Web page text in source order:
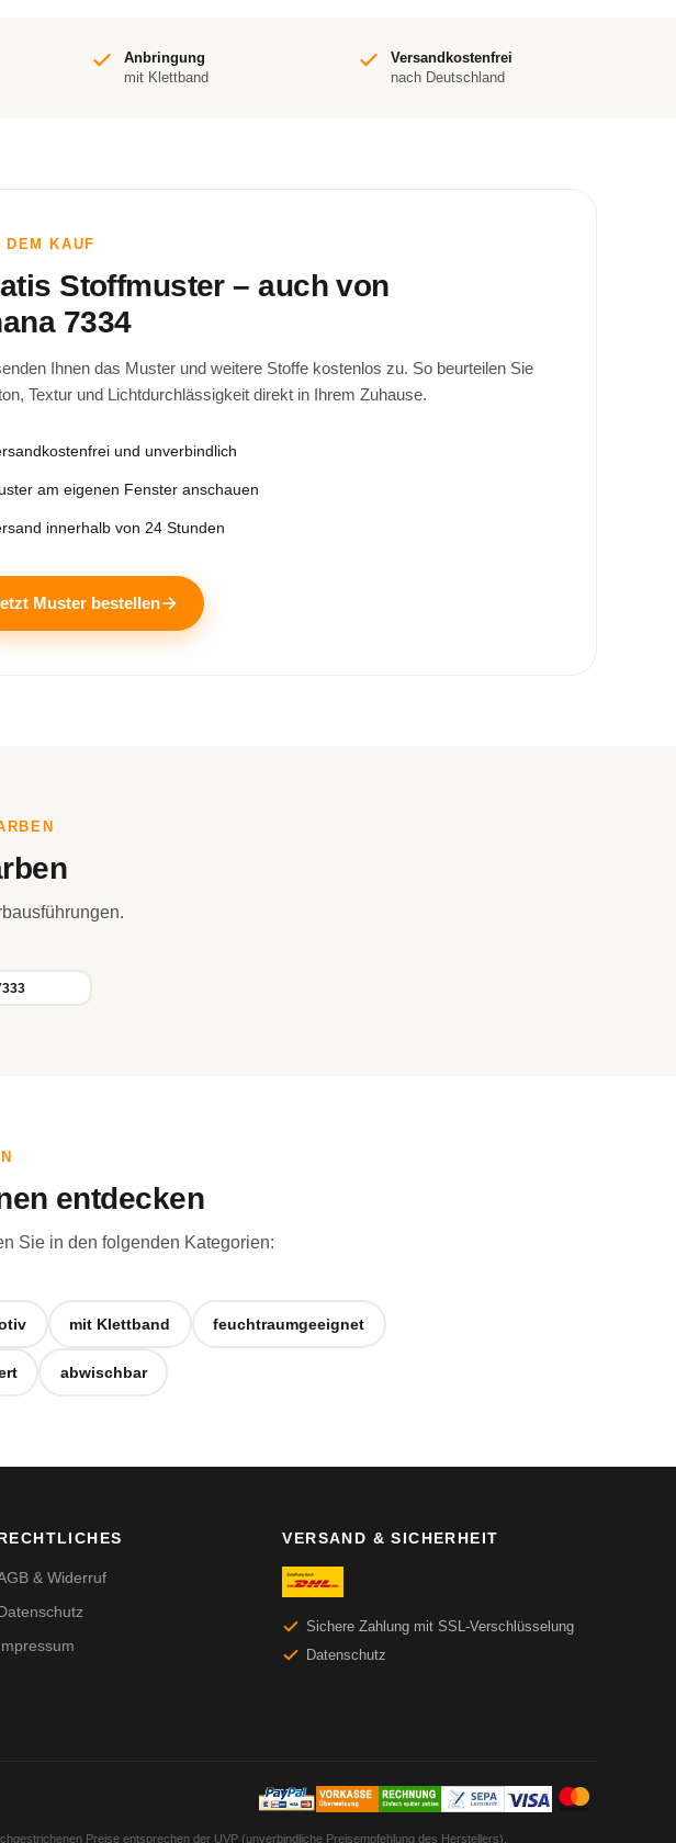
Anbringung
mit Klettband
Versandkostenfrei
nach Deutschland
DEM KAUF
Stoffmuster – auch von
7334
Ihnen das Muster und weitere Stoffe kostenlos zu. So beurteilen Sie
Textur und Lichtdurchlässigkeit direkt in Ihrem Zuhause.
und unverbindlich
am eigenen Fenster anschauen
innerhalb von 24 Stunden
Muster bestellen
entdecken
Sie in den folgenden Kategorien:
mit Klettband feuchtraumgeeignet
abwischbar
& Widerruf
VERSAND & SICHERHEIT
Sichere Zahlung mit SSL-Verschlüsselung
Datenschutz
Preise entsprechen der UVP (unverbindliche Preisempfehlung des Herstellers).